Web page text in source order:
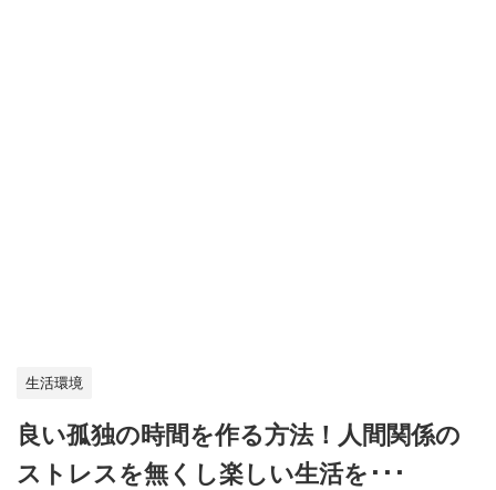
生活環境
良い孤独の時間を作る方法！人間関係の
ストレスを無くし楽しい生活を･･･